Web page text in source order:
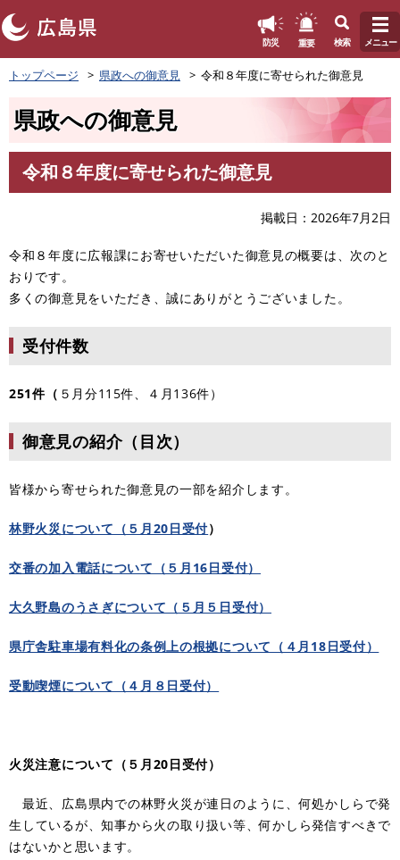
ペ
ー
頭
す
防災 重要 検索 メニュー
トップページ 県政への御意見 令和８年度に寄せられた御意見
県政への御意見
文
令和８年度に寄せられた御意見
掲載日 2026年7月2日
​令和８年度に広報課にお寄せいただいた御意見の概要は、次のと
おりです。
多くの御意見をいただき、誠にありがとうございました。​
受付件数
251件（ ５月分115件、​４月136件）
御意見の紹介（目次）
皆様から寄せられた御意見の一部を紹介します。
林野火災について（５月20日受付）
交番の加入電話について（５月16日受付）
大久野島のうさぎについて（５月５日受付）
県庁舎駐車場有料化の条例上の根拠について（４月18日受付）
受動喫煙について（４月８日受付）
火災注意について（５月20日受付）
最近、広島県内での林野火災が連日のように、何処かしらで発
生しているが、知事から火の取り扱い等、何かしら発信すべきで
はないかと思います。